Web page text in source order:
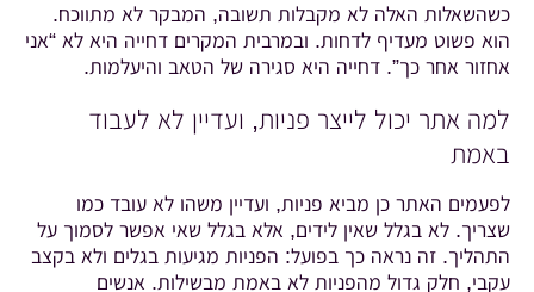
כשהשאלות האלה לא מקבלות תשובה, המבקר לא מתווכח.
הוא פשוט מעדיף לדחות. ובמרבית המקרים דחייה היא לא “אני
אחזור אחר כך”. דחייה היא סגירה של הטאב והיעלמות.
למה אתר יכול לייצר פניות, ועדיין לא לעבוד
באמת
לפעמים האתר כן מביא פניות, ועדיין משהו לא עובד כמו
שצריך. לא בגלל שאין לידים, אלא בגלל שאי אפשר לסמוך על
התהליך. זה נראה כך בפועל: הפניות מגיעות בגלים ולא בקצב
עקבי, חלק גדול מהפניות לא באמת מבשילות. אנשים